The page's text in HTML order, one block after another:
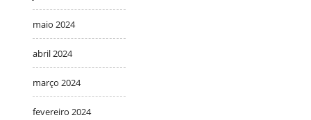
maio 2024
abril 2024
março 2024
fevereiro 2024